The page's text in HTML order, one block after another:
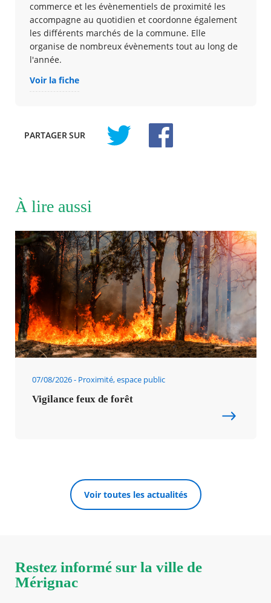
commerce et les évènementiels de proximité les
accompagne au quotidien et coordonne également
les différents marchés de la commune. Elle
organise de nombreux évènements tout au long de
l'année.
Voir la fiche
PARTAGERSUR
À lire aussi
07/08/2026 Proximité, espace public
Vigilance feux de forêt
Voir toutes les actualités
Restez informé sur la ville de
Mérignac